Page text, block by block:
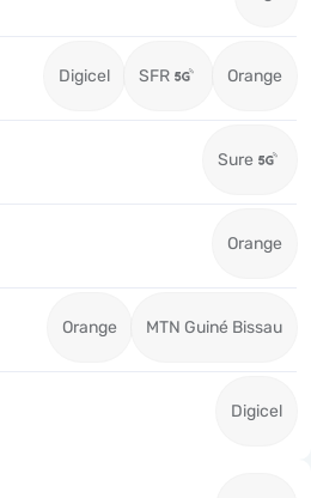
Digicel SFR Orange
Sure
Orange
Orange MTN Guiné Bissau
Digicel